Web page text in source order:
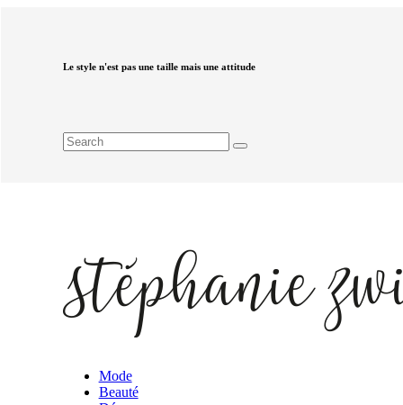
Le style n'est pas une taille mais une attitude
Mode
Beauté